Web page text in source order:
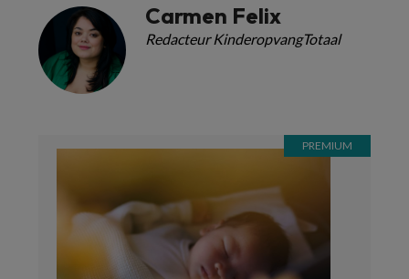
Carmen Felix
Redacteur KinderopvangTotaal